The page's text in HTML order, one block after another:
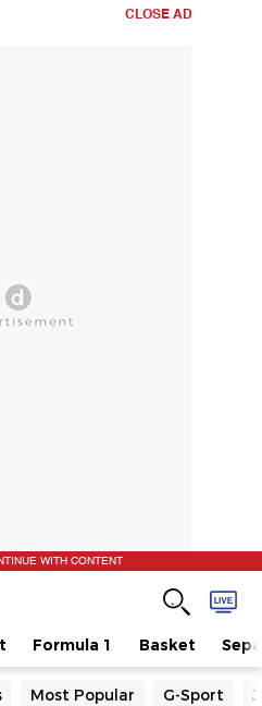
CLOSE AD
WITH CONTENT
Formula 1 Basket
Most Popular G-Sport